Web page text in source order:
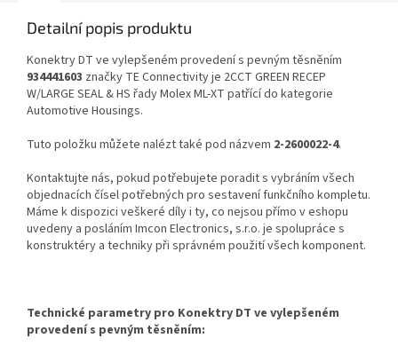
Detailní popis produktu
Konektry DT ve vylepšeném provedení s pevným těsněním
934441603 značky TE Connectivity je 2CCT GREEN RECEP
W/LARGE SEAL & HS řady Molex ML-XT patřící do kategorie
Automotive Housings.
Tuto položku můžete nalézt také pod názvem 2-2600022-4.
Kontaktujte nás, pokud potřebujete poradit s vybráním všech
objednacích čísel potřebných pro sestavení funkčního kompletu.
Máme k dispozici veškeré díly i ty, co nejsou přímo v eshopu
uvedeny a posláním Imcon Electronics, s.r.o. je spolupráce s
konstruktéry a techniky při správném použití všech komponent.
Technické parametry pro Konektry DT ve vylepšeném
provedení s pevným těsněním: